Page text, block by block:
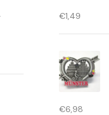
€1,49
€6,98